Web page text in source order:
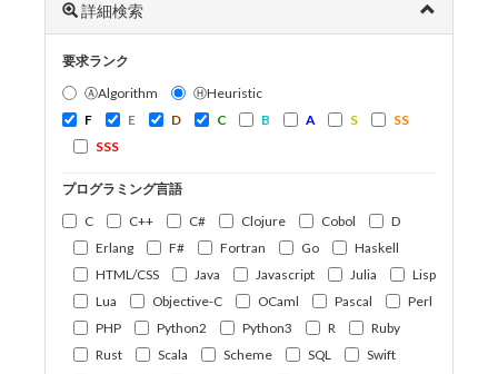
詳細検索
要求ランク
ⒶAlgorithm
ⒽHeuristic
F
E D C B A S
SS
SSS
プログラミング言語
C
C++ C# Clojure Cobol
D
Erlang
F# Fortran Go
Haskell
HTML/CSS
Java Javascript Julia
Lisp
Lua
Objective-C OCaml Pascal
Perl
PHP
Python2 Python3 R
Ruby
Rust
Scala Scheme SQL
Swift